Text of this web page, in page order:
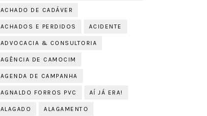
ACHADO DE CADÁVER
ACHADOS E PERDIDOS ACIDENTE
ADVOCACIA & CONSULTORIA
AGÊNCIA DE CAMOCIM
AGENDA DE CAMPANHA
AGNALDO FORROS PVC AÍ JÁ ERA!
ALAGADO ALAGAMENTO